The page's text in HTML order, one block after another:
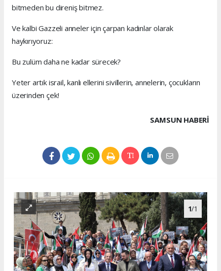
bitmeden bu direniş bitmez.
Ve kalbi Gazzeli anneler için çarpan kadınlar olarak
haykırıyoruz:
Bu zulüm daha ne kadar sürecek?
Yeter artık israil, kanlı ellerini sivillerin, annelerin, çocukların
üzerinden çek!
SAMSUN HABERİ
1/1